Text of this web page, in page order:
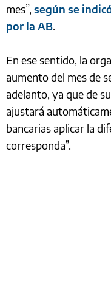
mes”, según se
por la AB.
En ese sentido, la
aumento del mes de
adelanto, ya que de
ajustará
bancarias aplicar la
corresponda”.